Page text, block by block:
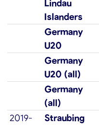
Lindau
Islanders
Germany
U20
Germany
U20 (all)
Germany
(all)
2019-
Straubing